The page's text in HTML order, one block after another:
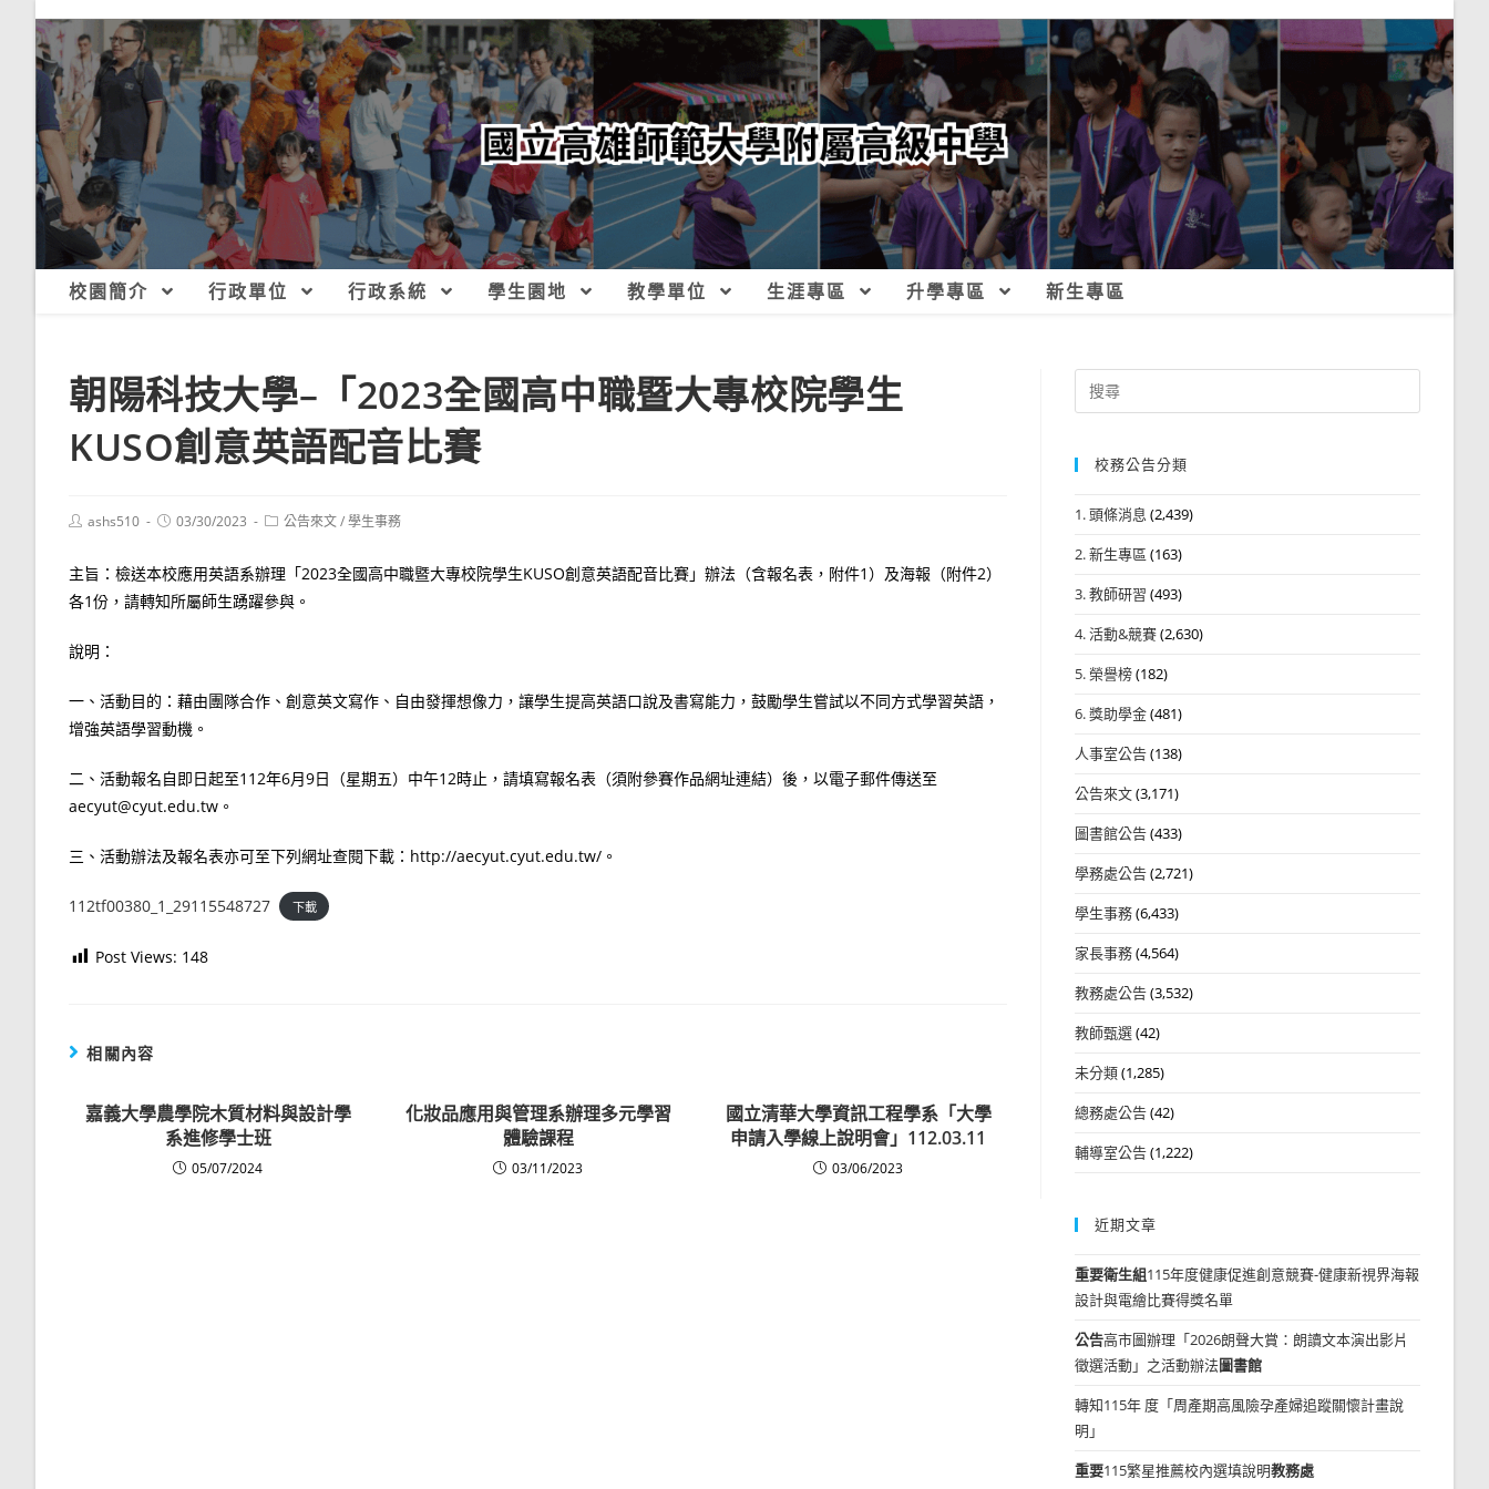
校園簡介 行政單位 行政系統 學生園地 教學單位 生涯專區 升學專區 新生專區
朝陽科技大學–「2023全國高中職暨大專校院學生
KUSO創意英語配音比賽
Postashs510
Post03/30/2023
Post公告來文/學生事務
主旨：檢送本校應用英語系辦理「2023全國高中職暨大專校院學生KUSO創意英語配音比賽」辦法（含報名表，附件1）及海報（附件2）
各1份，請轉知所屬師生踴躍參與。
說明：
一、活動目的：藉由團隊合作、創意英文寫作、自由發揮想像力，讓學生提高英語口說及書寫能力，鼓勵學生嘗試以不同方式學習英語，
增強英語學習動機。
二、活動報名自即日起至112年6月9日（星期五）中午12時止，請填寫報名表（須附參賽作品網址連結）後，以電子郵件傳送至
aecyut@cyut.edu.tw。
三、活動辦法及報名表亦可至下列網址查閱下載：http://aecyut.cyut.edu.tw/。
112tf00380_1_29115548727 下載
Post Views: 148
相關內容
嘉義大學農學院木質材料與設計學
系進修學士班
05/07/2024
化妝品應用與管理系辦理多元學習
體驗課程
03/11/2023
國立清華大學資訊工程學系「大學
申請入學線上說明會」112.03.11
03/06/2023
Search
for:
校務公告分類
1. 頭條消息 (2,439)
2. 新生專區 (163)
3. 教師研習 (493)
4. 活動&競賽(2,630)
5. 榮譽榜(182)
6. 獎助學金(481)
人事室公告(138)
公告來文(3,171)
圖書館公告(433)
學務處公告(2,721)
學生事務(6,433)
家長事務(4,564)
教務處公告(3,532)
教師甄選(42)
未分類(1,285)
總務處公告(42)
輔導室公告(1,222)
近期文章
重要衛生組115年度健康促進創意競賽-健康新視界海報
設計與電繪比賽得獎名單
公告高市圖辦理「2026朗聲大賞：朗讀文本演出影片
徵選活動」之活動辦法圖書館
轉知115年 度「周產期高風險孕產婦追蹤關懷計畫說
明」
重要115繁星推薦校內選填說明教務處